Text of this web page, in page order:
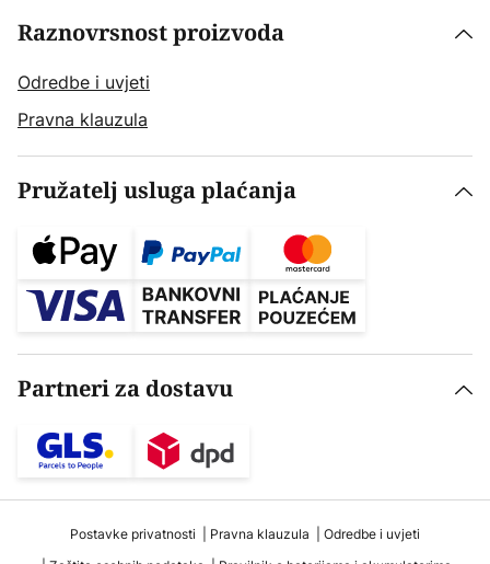
Raznovrsnost proizvoda
Odredbe i uvjeti
Pravna klauzula
Pružatelj usluga plaćanja
Partneri za dostavu
Postavke privatnosti Pravna klauzula
Odredbe i uvjeti